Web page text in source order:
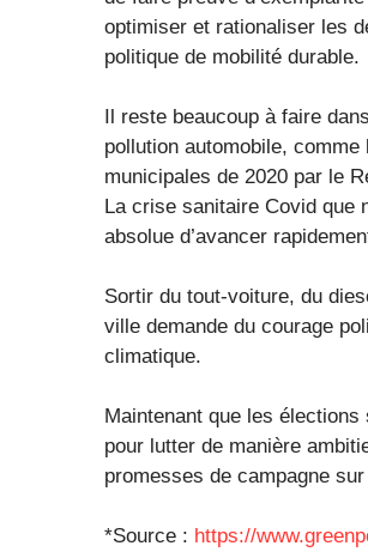
optimiser et rationaliser les
politique de mobilité durable.
Il reste beaucoup à faire
pollution automobile,
municipales de 2020 par le
La crise sanitaire Covid que
absolue d’avancer
Sortir du tout-voiture, du
ville demande du courage
climatique.
Maintenant que les
pour lutter de manière
promesses de campagne
*Source : https://